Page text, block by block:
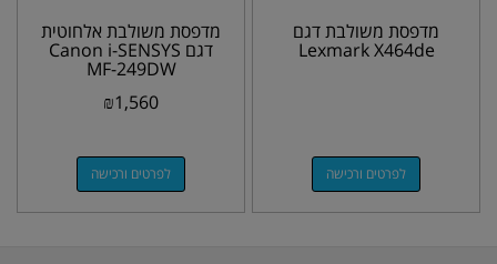
מדפסת משולבת דגם
Lexmark X464de
לפרטים ורכישה
מדפסת משולבת אלחוטית
דגם Canon i-SENSYS
MF-249DW
₪1,560
לפרטים ורכישה